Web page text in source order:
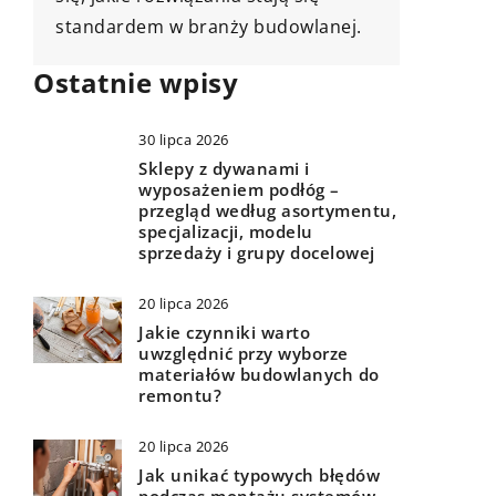
Ostatnie wpisy
30 lipca 2026
Sklepy z dywanami i
wyposażeniem podłóg –
przegląd według asortymentu,
specjalizacji, modelu
sprzedaży i grupy docelowej
20 lipca 2026
Jakie czynniki warto
uwzględnić przy wyborze
materiałów budowlanych do
remontu?
20 lipca 2026
Jak unikać typowych błędów